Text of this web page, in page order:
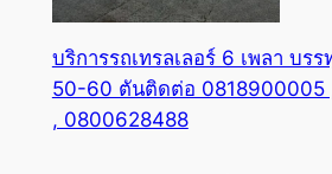
บริการรถเทรลเลอร์ 6 เพลา บร
50-60 ตันติดต่อ 0818900005
, 0800628488